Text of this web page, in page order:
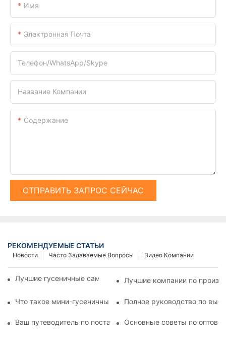
Имя
Электронная Почта
Телефон/WhatsApp/Skype
Название Компании
Содержание
ОТПРАВИТЬ ЗАПРОС СЕЙЧАС
РЕКОМЕНДУЕМЫЕ СТАТЬИ
Видео Компании
Часто Задаваемые Вопросы
Новости
Лучшие гусеничные самосвалы на рынке сегодня
Лучшие компании по
Что такое мини-гусеничный самосвал и каковы его
Полное руководство по
Ваш путеводитель по поставщикам гидравлических
Основные советы по